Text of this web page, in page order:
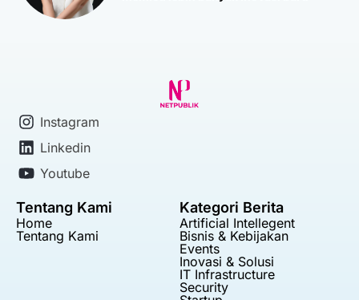
Instagram
Linkedin
Youtube
Tentang Kami
Home
Tentang Kami
Kategori Berita
Artificial Intellegent
Bisnis & Kebijakan
Events
Inovasi & Solusi
IT Infrastructure
Security